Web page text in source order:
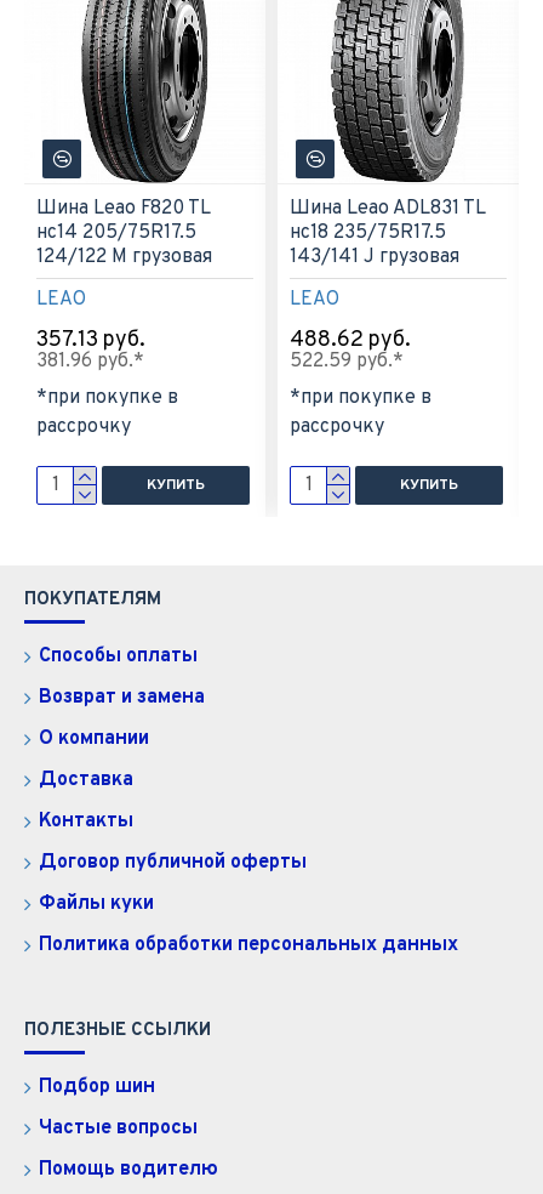
LEAO
Шина Leao F820 TL
нс14 205/75R17.5
124/122 M грузовая
357.13 руб.
381.96 руб.*
*при покупке в
рассрочку
КУПИТЬ
LEAO
Шина Leao ADL831 TL
нс18 235/75R17.5
143/141 J грузовая
488.62 руб.
522.59 руб.*
*при покупке в
рассрочку
КУПИТЬ
ПОКУПАТЕЛЯМ
Способы оплаты
Возврат и замена
О компании
Доставка
Контакты
Договор публичной оферты
Файлы куки
Политика обработки персональных данных
ПОЛЕЗНЫЕ ССЫЛКИ
Подбор шин
Частые вопросы
Помощь водителю